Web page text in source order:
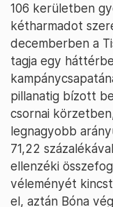
106 kerületben
kétharmadot
decemberben a
tagja egy
pillanatig bízott
csornai
legnagyobb
71,22
ellenzéki
véleményét
el, aztán Bóna